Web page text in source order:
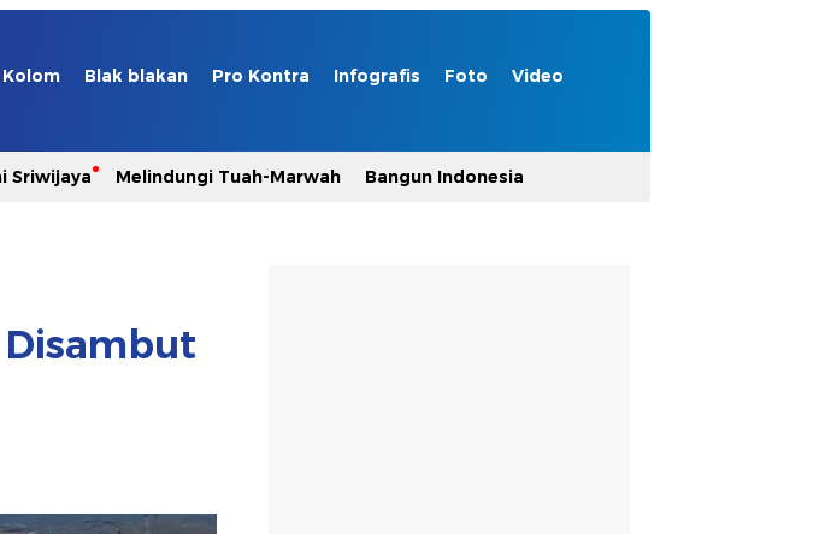
Kolom Blak blakan Pro Kontra Infografis Foto Video
Sriwijaya Melindungi Tuah-Marwah Bangun Indonesia